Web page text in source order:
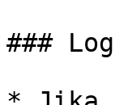
###